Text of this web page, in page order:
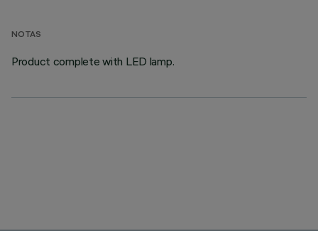
NOTAS
Product complete with LED lamp.